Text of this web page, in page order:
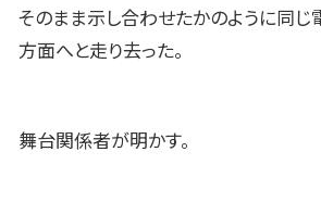
そのまま示し合わせたかのように同じ
方面へと走り去った。
舞台関係者が明かす。